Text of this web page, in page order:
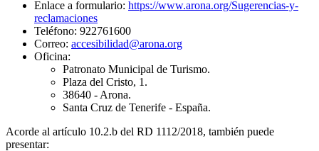
Enlace a formulario: https://www.arona.org/Sugerencias-y-
reclamaciones
Teléfono: 922761600
Correo: accesibilidad@arona.org
Oficina:
Patronato Municipal de Turismo.
Plaza del Cristo, 1.
38640 - Arona.
Santa Cruz de Tenerife - España.
Acorde al artículo 10.2.b del RD 1112/2018, también puede
presentar: